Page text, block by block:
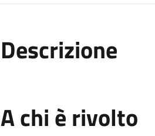
Descrizione
A chi è rivolto